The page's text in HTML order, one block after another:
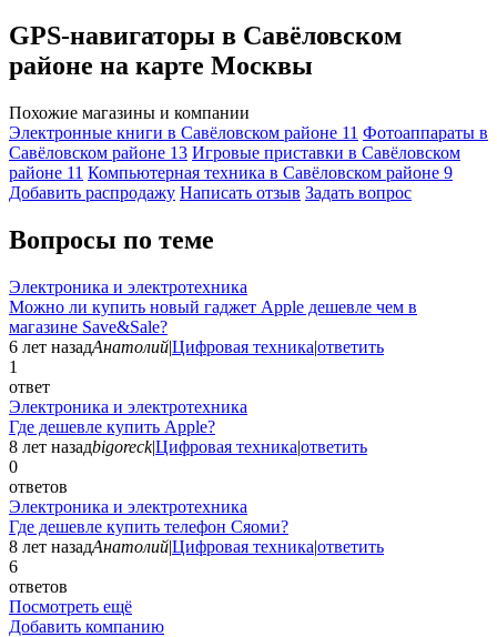
GPS-навигаторы в Савёловском
районе на карте Москвы
Похожие магазины и компании
Электронные книги в Савёловском районе 11 Фотоаппараты в
Савёловском районе 13 Игровые приставки в Савёловском
районе 11 Компьютерная техника в Савёловском районе 9
Добавить раcпродажу Написать отзыв Задать вопрос
Вопросы по теме
Электроника и электротехника
Можно ли купить новый гаджет Apple дешевле чем в
магазине Save&Sale?
6 лет назадАнатолий|Цифровая техника|ответить
1
ответ
Электроника и электротехника
Где дешевле купить Apple?
8 лет назадbigoreck|Цифровая техника|ответить
0
ответов
Электроника и электротехника
Где дешевле купить телефон Сяоми?
8 лет назадАнатолий|Цифровая техника|ответить
6
ответов
Посмотреть ещё
Добавить компанию